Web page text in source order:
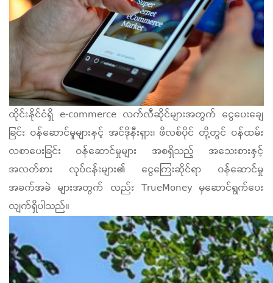
ထိုင်းနိုင်ငံရှိ e-commerce လက်လီဆိုင်များအတွက် ငွေပေးချေ
ခြင်း ဝန်ဆောင်မှုများနှင့် အင်ဒိုနီးရှား၊ ဖိလစ်ပိုင် တို့တွင် ဝန်ထမ်း
လစာပေးခြင်း ဝန်ဆောင်မှုများ အစရှိသည့် အသေးစားနှင့်
အလတ်စား လုပ်ငန်းများ၏ ငွေကြေးဆိုင်ရာ ဝန်ဆောင်မှု
အခက်အခဲ များအတွက် လည်း TrueMoney မှဆောင်ရွက်ပေး
လျက်ရှိပါသည်။